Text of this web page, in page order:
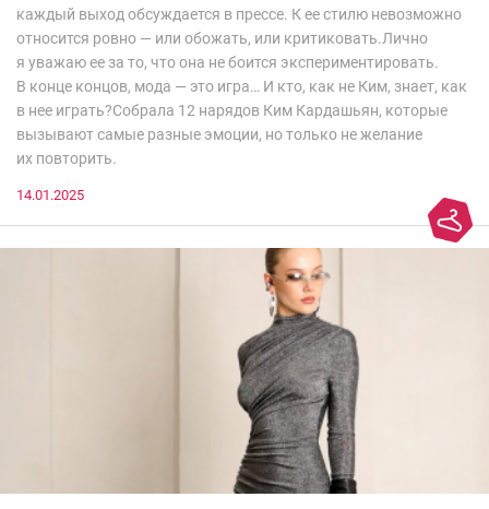
каждый выход обсуждается в прессе. К ее стилю невозможно
относится ровно — или обожать, или критиковать.Лично
я уважаю ее за то, что она не боится экспериментировать.
В конце концов, мода — это игра… И кто, как не Ким, знает, как
в нее играть?Собрала 12 нарядов Ким Кардашьян, которые
вызывают самые разные эмоции, но только не желание
их повторить.
14.01.2025